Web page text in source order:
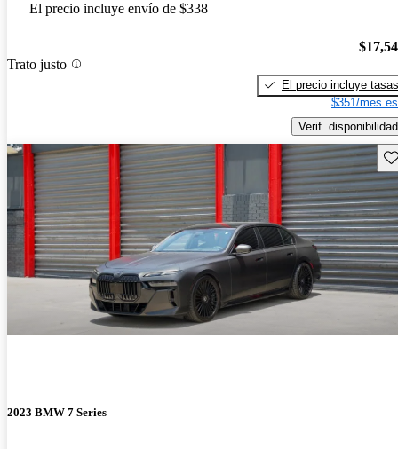
El precio incluye envío de $338
Trato justo
El precio incluye tasas
$351/mes
Verif. disponibilidad
2023 BMW 7 Series